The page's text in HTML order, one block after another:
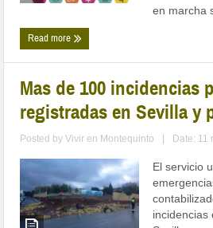
en marcha
Read more
Mas de 100 incidencias
registradas en Sevilla y
Posted byVivir en Montequinto Date: 11
El servicio
incidencias